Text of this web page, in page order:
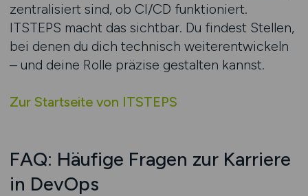
zentralisiert sind, ob CI/CD funktioniert.
ITSTEPS macht das sichtbar. Du findest Stellen,
bei denen du dich technisch weiterentwickeln
– und deine Rolle präzise gestalten kannst.
Zur Startseite von ITSTEPS
FAQ: Häufige Fragen zur Karriere
in DevOps